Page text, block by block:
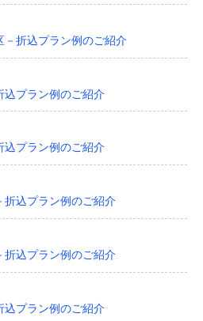
折込プラン例のご紹介
込プラン例のご紹介
込プラン例のご紹介
折込プラン例のご紹介
折込プラン例のご紹介
込プラン例のご紹介